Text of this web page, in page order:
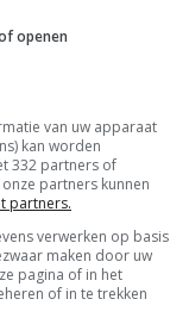
voor
die je
alles
dus
openen
van uw apparaat
kan worden
332 partners of
partners kunnen
partners.
verwerken op basis
maken door uw
pagina of in het
of in te trekken